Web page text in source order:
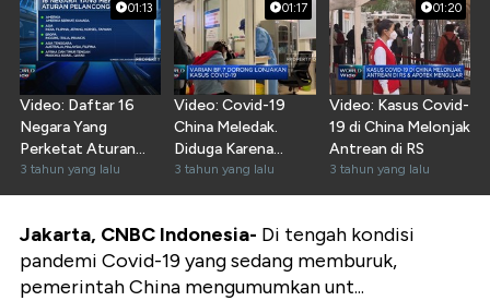
01:13
Video: Daftar 16
Negara Yang
Perketat Aturan
Pelancong China
3 tahun yang lalu
01:17
Video: Covid-19
China Meledak.
Diduga Karena
Varian Baru
3 tahun yang lalu
01:20
Video: Kasus Covid-
19 di China Melonjak
Antrean di RS
3 tahun yang lalu
Jakarta, CNBC Indonesia- Di tengah kondisi
pandemi Covid-19 yang sedang memburuk,
pemerintah China mengumumkan unt...